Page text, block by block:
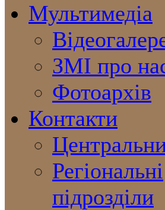
Мультимедіа
ЗМІ про
Фотоархів
Контакти
Регіональні
підрозділи